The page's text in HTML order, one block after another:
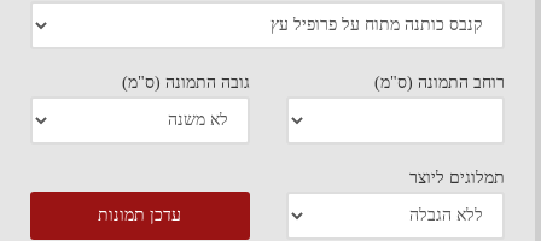
רוחב התמונה (ס"מ) גובה התמונה (ס"מ)
תמלוגים ליוצר
עדכן תמונות